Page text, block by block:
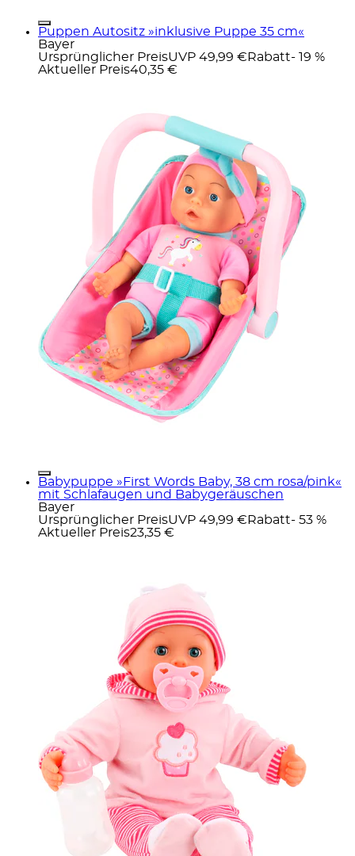
Puppen Autositz »inklusive Puppe 35 cm«
Bayer
Ursprünglicher PreisUVP 49,99 € Rabatt- 19 %
Aktueller Preis40,35 €
Babypuppe »First Words Baby, 38 cm rosa/pink«
mit Schlafaugen und Babygeräuschen
Bayer
Ursprünglicher PreisUVP 49,99 € Rabatt- 53 %
Aktueller Preis23,35 €